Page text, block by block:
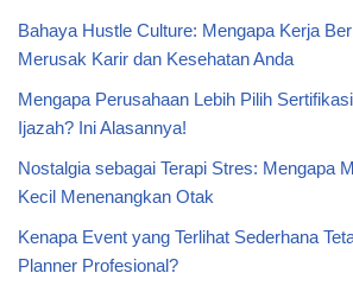
Bahaya Hustle Culture: Mengapa Kerja
Merusak Karir dan Kesehatan Anda
Mengapa Perusahaan Lebih Pilih
Ijazah? Ini Alasannya!
Nostalgia sebagai Terapi Stres: Mengapa
Kecil Menenangkan Otak
Kenapa Event yang Terlihat Sederhana
Planner Profesional?